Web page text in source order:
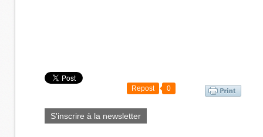
Repost 0
S'inscrire à la newsletter